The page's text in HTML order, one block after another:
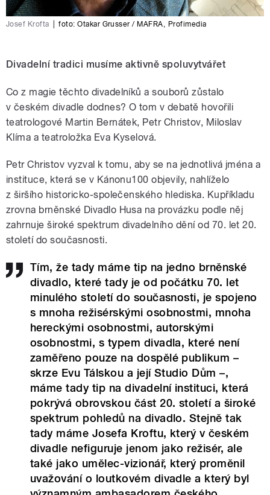
Josef Krofta foto:Otakar Grusser / MAFRA, Profimedia
Divadelní tradici musíme aktivně spoluvytvářet
Co z magie těchto divadelníků a souborů zůstalo
v českém divadle dodnes? O tom v debatě hovořili
teatrologové Martin Bernátek, Petr Christov, Miloslav
Klíma a teatroložka Eva Kyselová.
Petr Christov vyzval k tomu, aby se na jednotlivá jména a
instituce, která se v Kánonu100 objevily, nahlíželo
z širšího historicko-společenského hlediska. Kupříkladu
zrovna brněnské Divadlo Husa na provázku podle něj
zahrnuje široké spektrum divadelního dění od 70. let 20.
století do současnosti.
Tím, že tady máme tip na jedno brněnské
divadlo, které tady je od počátku 70. let
minulého století do současnosti, je spojeno
s mnoha režisérskými osobnostmi, mnoha
hereckými osobnostmi, autorskými
osobnostmi, s typem divadla, které není
zaměřeno pouze na dospělé publikum –
skrze Evu Tálskou a její Studio Dům –,
máme tady tip na divadelní instituci, která
pokrývá obrovskou část 20. století a široké
spektrum pohledů na divadlo. Stejně tak
tady máme Josefa Kroftu, který v českém
divadle nefiguruje jenom jako režisér, ale
také jako umělec-vizionář, který proměnil
uvažování o loutkovém divadle a který byl